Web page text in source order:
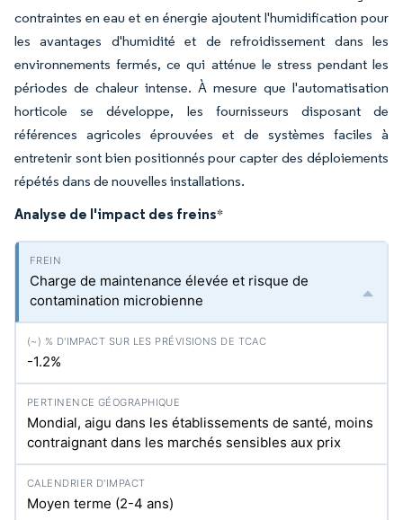
contraintes en eau et en énergie ajoutent l'humidification pour
les avantages d'humidité et de refroidissement dans les
environnements fermés, ce qui atténue le stress pendant les
périodes de chaleur intense. À mesure que l'automatisation
horticole se développe, les fournisseurs disposant de
références agricoles éprouvées et de systèmes faciles à
entretenir sont bien positionnés pour capter des déploiements
répétés dans de nouvelles installations.
Analyse de l'impact des freins*
Charge de maintenance élevée et risque de
contamination microbienne
-1.2%
Mondial, aigu dans les établissements de santé, moins
contraignant dans les marchés sensibles aux prix
Moyen terme (2-4 ans)